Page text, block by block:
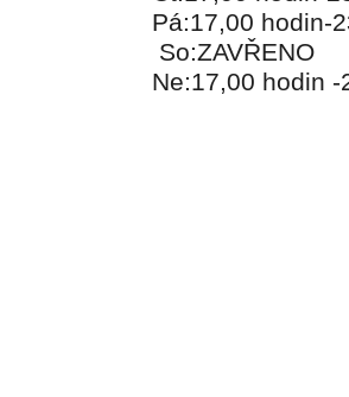
Pá:17,00 hodin-
So:ZAVŘENO
Ne:17,00 hodin